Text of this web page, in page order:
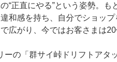
“正直にやる”という姿勢。
和感を持ち、自分でショッ
広がり、今ではお客さまは
の「群サイ峠ドリフトアタ